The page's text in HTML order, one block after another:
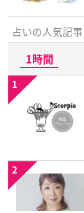
占いの人気記事
1時間
1
2